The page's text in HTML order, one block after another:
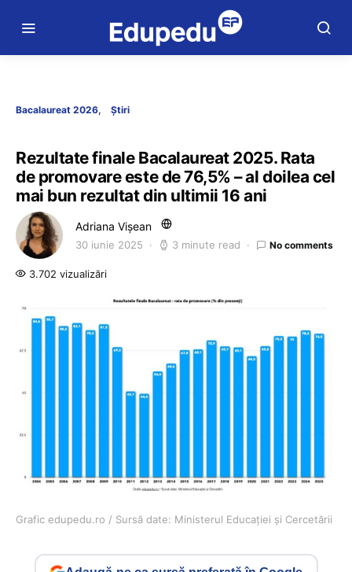
Bacalaureat 2026 Știri
Rezultate finale Bacalaureat 2025. Rata
de promovare este de 76,5% – al doilea cel
mai bun rezultat din ultimii 16 ani
Adriana Vișean
30 iunie 2025 3 minute read No comments
3.702 vizualizări
Grafic edupedu.ro / Sursă date: Ministerul Educației și Cercetării